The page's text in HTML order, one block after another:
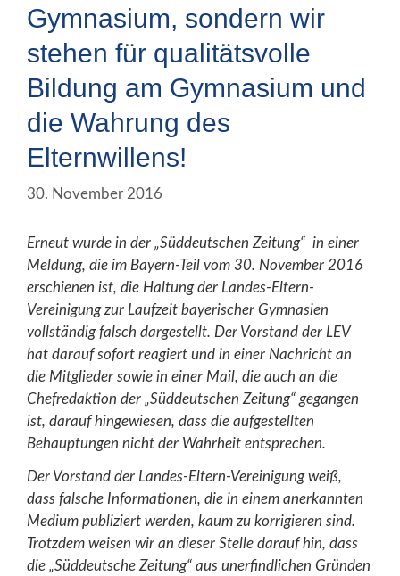
Gymnasium, sondern wir
stehen für qualitätsvolle
Bildung am Gymnasium und
die Wahrung des
Elternwillens!
30. November 2016
Erneut wurde in der „Süddeutschen Zeitung“ in einer
Meldung, die im Bayern-Teil vom 30. November 2016
erschienen ist, die Haltung der Landes-Eltern-
Vereinigung zur Laufzeit bayerischer Gymnasien
vollständig falsch dargestellt. Der Vorstand der LEV
hat darauf sofort reagiert und in einer Nachricht an
die Mitglieder sowie in einer Mail, die auch an die
Chefredaktion der „Süddeutschen Zeitung“ gegangen
ist, darauf hingewiesen, dass die aufgestellten
Behauptungen nicht der Wahrheit entsprechen.
Der Vorstand der Landes-Eltern-Vereinigung weiß,
dass falsche Informationen, die in einem anerkannten
Medium publiziert werden, kaum zu korrigieren sind.
Trotzdem weisen wir an dieser Stelle darauf hin, dass
die „Süddeutsche Zeitung“ aus unerfindlichen Gründen